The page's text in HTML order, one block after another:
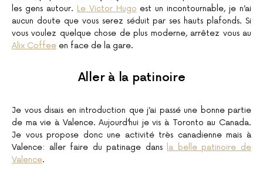
les gens autour. Le Victor Hugo est un incontournable, je n’ai
aucun doute que vous serez séduit par ses hauts plafonds. Si
vous voulez quelque chose de plus moderne, arrêtez vous au
Alix Coffee en face de la gare.
Aller à la patinoire
Je vous disais en introduction que j’ai passé une bonne partie
de ma vie à Valence. Aujourd’hui je vis à Toronto au Canada.
Je vous propose donc une activité très canadienne mais à
Valence: aller faire du patinage dans
la belle patinoire de
Valence.